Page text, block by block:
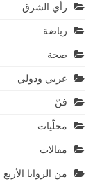
رأي الشرق
رياضة
صحة
عربي ودولي
فنّ
محلّيات
مقالات
من الزوايا الأربع